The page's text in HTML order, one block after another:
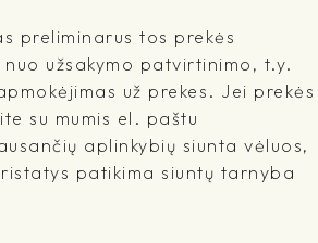
preliminarus tos prekės
užsakymo patvirtinimo, t.y.
už prekes. Jei prekės
su mumis el. paštu
aplinkybių siunta vėluos,
patikima siuntų tarnyba